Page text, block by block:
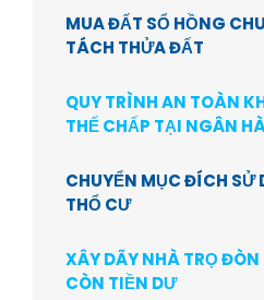
MUA ĐẤT SỔ HỒNG
TÁCH THỬA ĐẤT
QUY TRÌNH AN TOÀN
THẾ CHẤP TẠI NGÂN
CHUYỂN MỤC ĐÍCH SỬ
THỔ CƯ
XÂY DÃY NHÀ TRỌ
CÒN TIỀN DƯ